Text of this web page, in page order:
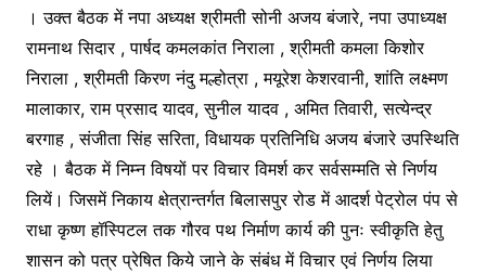
। उक्त बैठक में नपा अध्यक्ष श्रीमती सोनी अजय बंजारे, नपा उपाध्यक्ष
रामनाथ सिदार , पार्षद कमलकांत निराला , श्रीमती कमला किशोर
निराला , श्रीमती किरण नंदु मल्होत्रा , मयूरेश केशरवानी, शांति लक्ष्मण
मालाकार, राम प्रसाद यादव, सुनील यादव , अमित तिवारी, सत्येन्द्र
बरगाह , संजीता सिंह सरिता, विधायक प्रतिनिधि अजय बंजारे उपस्थिति
रहे । बैठक में निम्न विषयों पर विचार विमर्श कर सर्वसम्मति से निर्णय
लियें। जिसमें निकाय क्षेत्रान्तर्गत बिलासपुर रोड में आदर्श पेट्रोल पंप से
राधा कृष्ण हॉस्पिटल तक गौरव पथ निर्माण कार्य की पुनः स्वीकृति हेतु
शासन को पत्र प्रेषित किये जाने के संबंध में विचार एवं निर्णय लिया